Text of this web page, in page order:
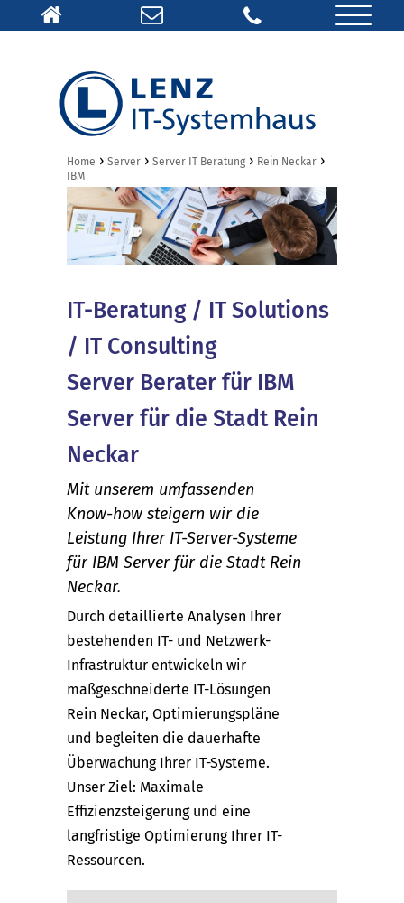
Home › Server › Server IT Beratung › Rein Neckar ›
IBM
IT-Beratung / IT Solutions
/ IT Consulting
Server Berater für IBM
Server für die Stadt Rein
Neckar
Mit unserem umfassenden
Know-how steigern wir die
Leistung Ihrer IT-Server-Systeme
für IBM Server für die Stadt Rein
Neckar.
Durch detaillierte Analysen Ihrer
bestehenden IT- und Netzwerk-
Infrastruktur entwickeln wir
maßgeschneiderte IT-Lösungen
Rein Neckar, Optimierungspläne
und begleiten die dauerhafte
Überwachung Ihrer IT-Systeme.
Unser Ziel: Maximale
Effizienzsteigerung und eine
langfristige Optimierung Ihrer IT-
Ressourcen.